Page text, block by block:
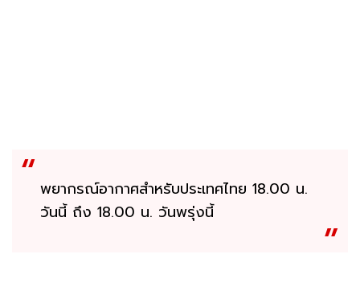
พยากรณ์อากาศสำหรับประเทศไทย 18.00 น.
วันนี้ ถึง 18.00 น. วันพรุ่งนี้